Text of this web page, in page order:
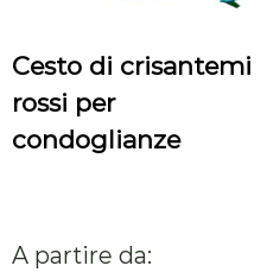
Cesto di crisantemi
rossi per
condoglianze
A partire da: